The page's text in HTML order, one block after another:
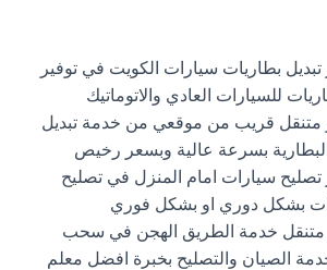
بطاريات سيارات الكويت في توفير
للسيارات العادي والاتوماتيك
متنقل قريب من موقعي من خدمة تبديل
بسرعة عالية وبسعر رخيص
سيارات امام المنزل في تصليح
بشكل دوري او بشكل فوري
متنقل خدمة الطريق الهجن في سحب
الصيان والتصليح بخبرة افضل معلم